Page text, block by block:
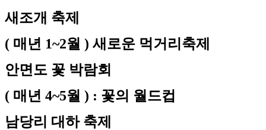
새조개 축제
( 매년 1~2월 ) 새로운 먹거리축제
안면도 꽃 박람회
( 매년 4~5월 ) : 꽃의 월드컵
남당리 대하 축제